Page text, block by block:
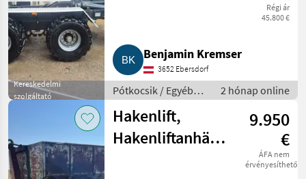
Kereskedelmi
szolgáltató
Régi ár
45.800 €
Benjamin Kremser
3652 Ebersdorf
Pótkocsik / Egyéb
pótkocsik
2 hónap online
Hakenlift,
Hakenliftanhänger,
9.950
€
ÁFA nem
érvényesíthető